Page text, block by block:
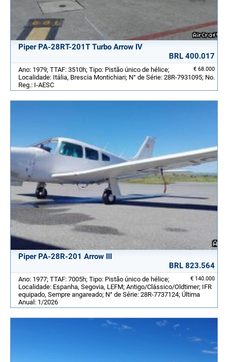
Piper PA-28RT-201T Turbo Arrow IV
BRL 400.017
€ 68.000
Ano: 1979; TTAF: 3510h; Tipo: Pistão único de hélice;
Localidade: Itália, Brescia Montichiari; N° de Série: 28R-7931095; No.
Reg.: I-AESC
Piper PA-28R-201 Arrow III
BRL 823.564
€ 140.000
Ano: 1977; TTAF: 7005h; Tipo: Pistão único de hélice;
Localidade: Espanha, Segovia, LEFM; Antigo/Clássico/Oldtimer; IFR
equipado, Sempre angareado; N° de Série: 28R-7737124; Última
Anual: 1/2026